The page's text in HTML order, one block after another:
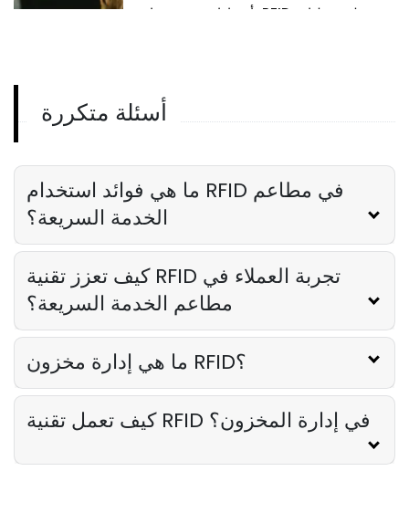
تأثير إدارة مستودعات RFID على عمليات
Derrick McMahon Dec 22, 2023
أسئلة متكررة
ما هي فوائد استخدام RFID في مطاعم
الخدمة السريعة؟
كيف تعزز تقنية RFID تجربة العملاء في
مطاعم الخدمة السريعة؟
ما هي إدارة مخزون RFID؟
كيف تعمل تقنية RFID في إدارة المخزون؟